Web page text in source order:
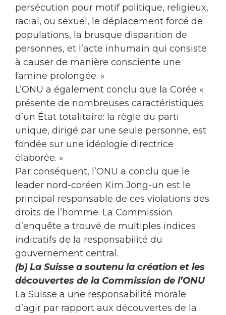
persécution pour motif politique, religieux,
racial, ou sexuel, le déplacement forcé de
populations, la brusque disparition de
personnes, et l’acte inhumain qui consiste
à causer de manière consciente une
famine prolongée. »
L’ONU a également conclu que la Corée «
présente de nombreuses caractéristiques
d’un État totalitaire: la règle du parti
unique, dirigé par une seule personne, est
fondée sur une idéologie directrice
élaborée. »
Par conséquent, l’ONU a conclu que le
leader nord-coréen Kim Jong-un est le
principal responsable de ces violations des
droits de l’homme. La Commission
d’enquête a trouvé de multiples indices
indicatifs de la responsabilité du
gouvernement central.
(b) La Suisse a soutenu la création et les
découvertes de la Commission de l’ONU
La Suisse a une responsabilité morale
d’agir par rapport aux découvertes de la